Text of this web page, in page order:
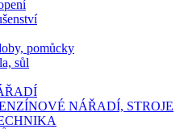
pomůcky
sůl
NÁŘADÍ, STROJE